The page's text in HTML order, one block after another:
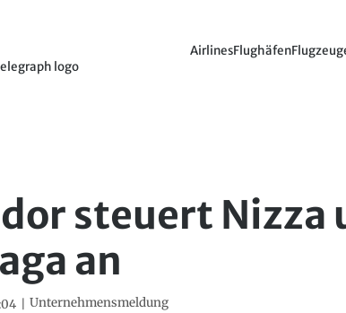
logo
AirlinesFlughäfen
steuert Nizza
an
Unternehmensmeldung